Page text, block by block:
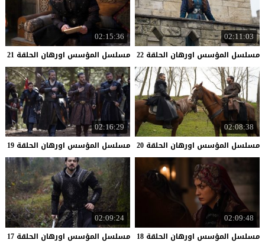
02:11:03
مسلسل المؤسس اورهان الحلقة 22
02:15:36
مسلسل المؤسس اورهان الحلقة 21
02:08:38
مسلسل المؤسس اورهان الحلقة 20
02:16:29
مسلسل المؤسس اورهان الحلقة 19
02:09:48
مسلسل المؤسس اورهان الحلقة 18
02:09:24
مسلسل المؤسس اورهان الحلقة 17